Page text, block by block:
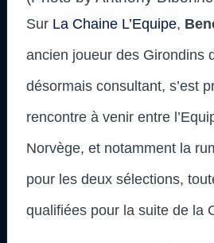
Sur La Chaine L’Equipe,
ancien joueur des Girondins
désormais consultant, s’est
rencontre à venir entre
Norvège, et notamment la
pour les deux sélections,
qualifiées pour la suite de la